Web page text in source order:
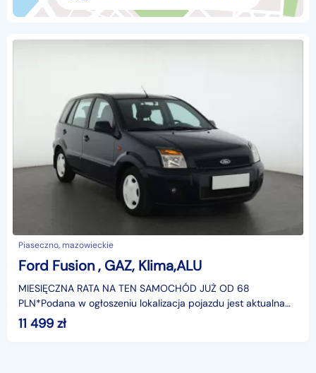
Piaseczno, mazowieckie
Ford Fusion , GAZ, Klima,ALU
MIESIĘCZNA RATA NA TEN SAMOCHÓD JUŻ OD 68
PLN*Podana w ogłoszeniu lokalizacja pojazdu jest aktualna
na dzień wystawienia ogłoszenia. Przed przyjazdem do
salonu
11 499 zł